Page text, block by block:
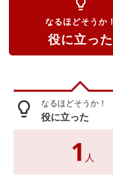
なるほどそうか！
役に立った
lightbulb_outline なるほどそうか！
役に立った
1 人